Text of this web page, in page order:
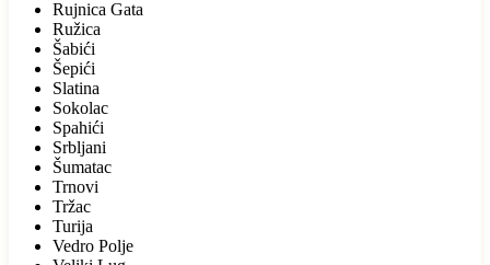
Rujnica Gata
Ružica
Šabići
Šepići
Slatina
Sokolac
Spahići
Srbljani
Šumatac
Trnovi
Tržac
Turija
Vedro Polje